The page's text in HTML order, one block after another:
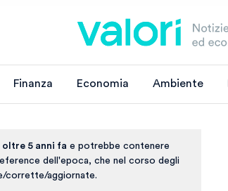
Finanza Economia Ambiente
oltre 5 anni fa e potrebbe contenere
dell'epoca, che nel corso degli
corrette/aggiornate.